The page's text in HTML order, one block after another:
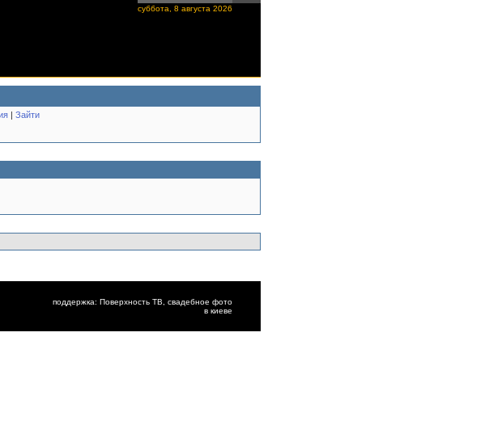
суббота, 8 августа 2026
| Зайти
поддержка: Поверхность ТВ, cвадебное фото
в киеве